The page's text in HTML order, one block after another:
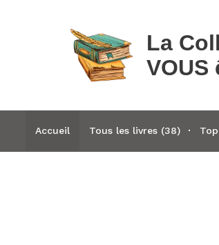
La
VOUS
Accueil Tous les livres (38)